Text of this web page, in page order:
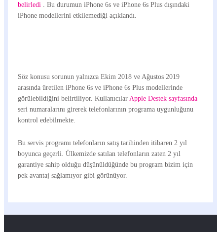
belirledi
. Bu durumun iPhone 6s ve iPhone 6s Plus dışındaki
iPhone modellerini etkilemediği açıklandı.
Söz konusu sorunun yalnızca Ekim 2018 ve Ağustos 2019
arasında üretilen iPhone 6s ve iPhone 6s Plus modellerinde
görülebildiğini belirtiliyor. Kullanıcılar Apple Destek sayfasında
seri numaralarını girerek telefonlarının programa uygunluğunu
kontrol edebilmekte.
Bu servis programı telefonların satış tarihinden itibaren 2 yıl
boyunca geçerli. Ülkemizde satılan telefonların zaten 2 yıl
garantiye sahip olduğu düşünüldüğünde bu program bizim için
pek avantaj sağlamıyor gibi görünüyor.